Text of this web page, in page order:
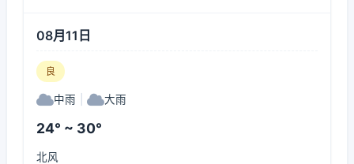
08月11日
良
中雨 大雨
24° ~ 30°
北风